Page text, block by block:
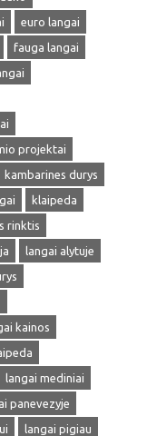
euro langai
fauga langai
projektai
kambarines durys
klaipeda
rinktis
langai alytuje
kainos
langai mediniai
panevezyje
langai pigiau